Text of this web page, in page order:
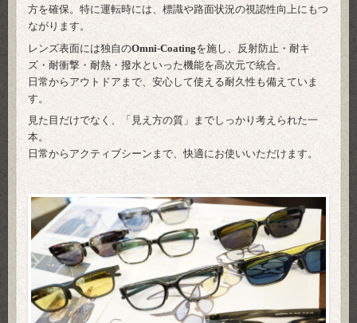
方を確保。特に運転時には、標識や路面状況の視認性向上にもつ
ながります。
レンズ表面には独自のOmni-Coatingを施し、反射防止・耐キ
ズ・耐衝撃・耐熱・撥水といった機能を高次元で統合。
日常からアウトドアまで、安心して使える耐久性も備えていま
す。
見た目だけでなく、「見え方の質」までしっかり考えられた一
本。
日常からアクティブシーンまで、快適にお使いいただけます。